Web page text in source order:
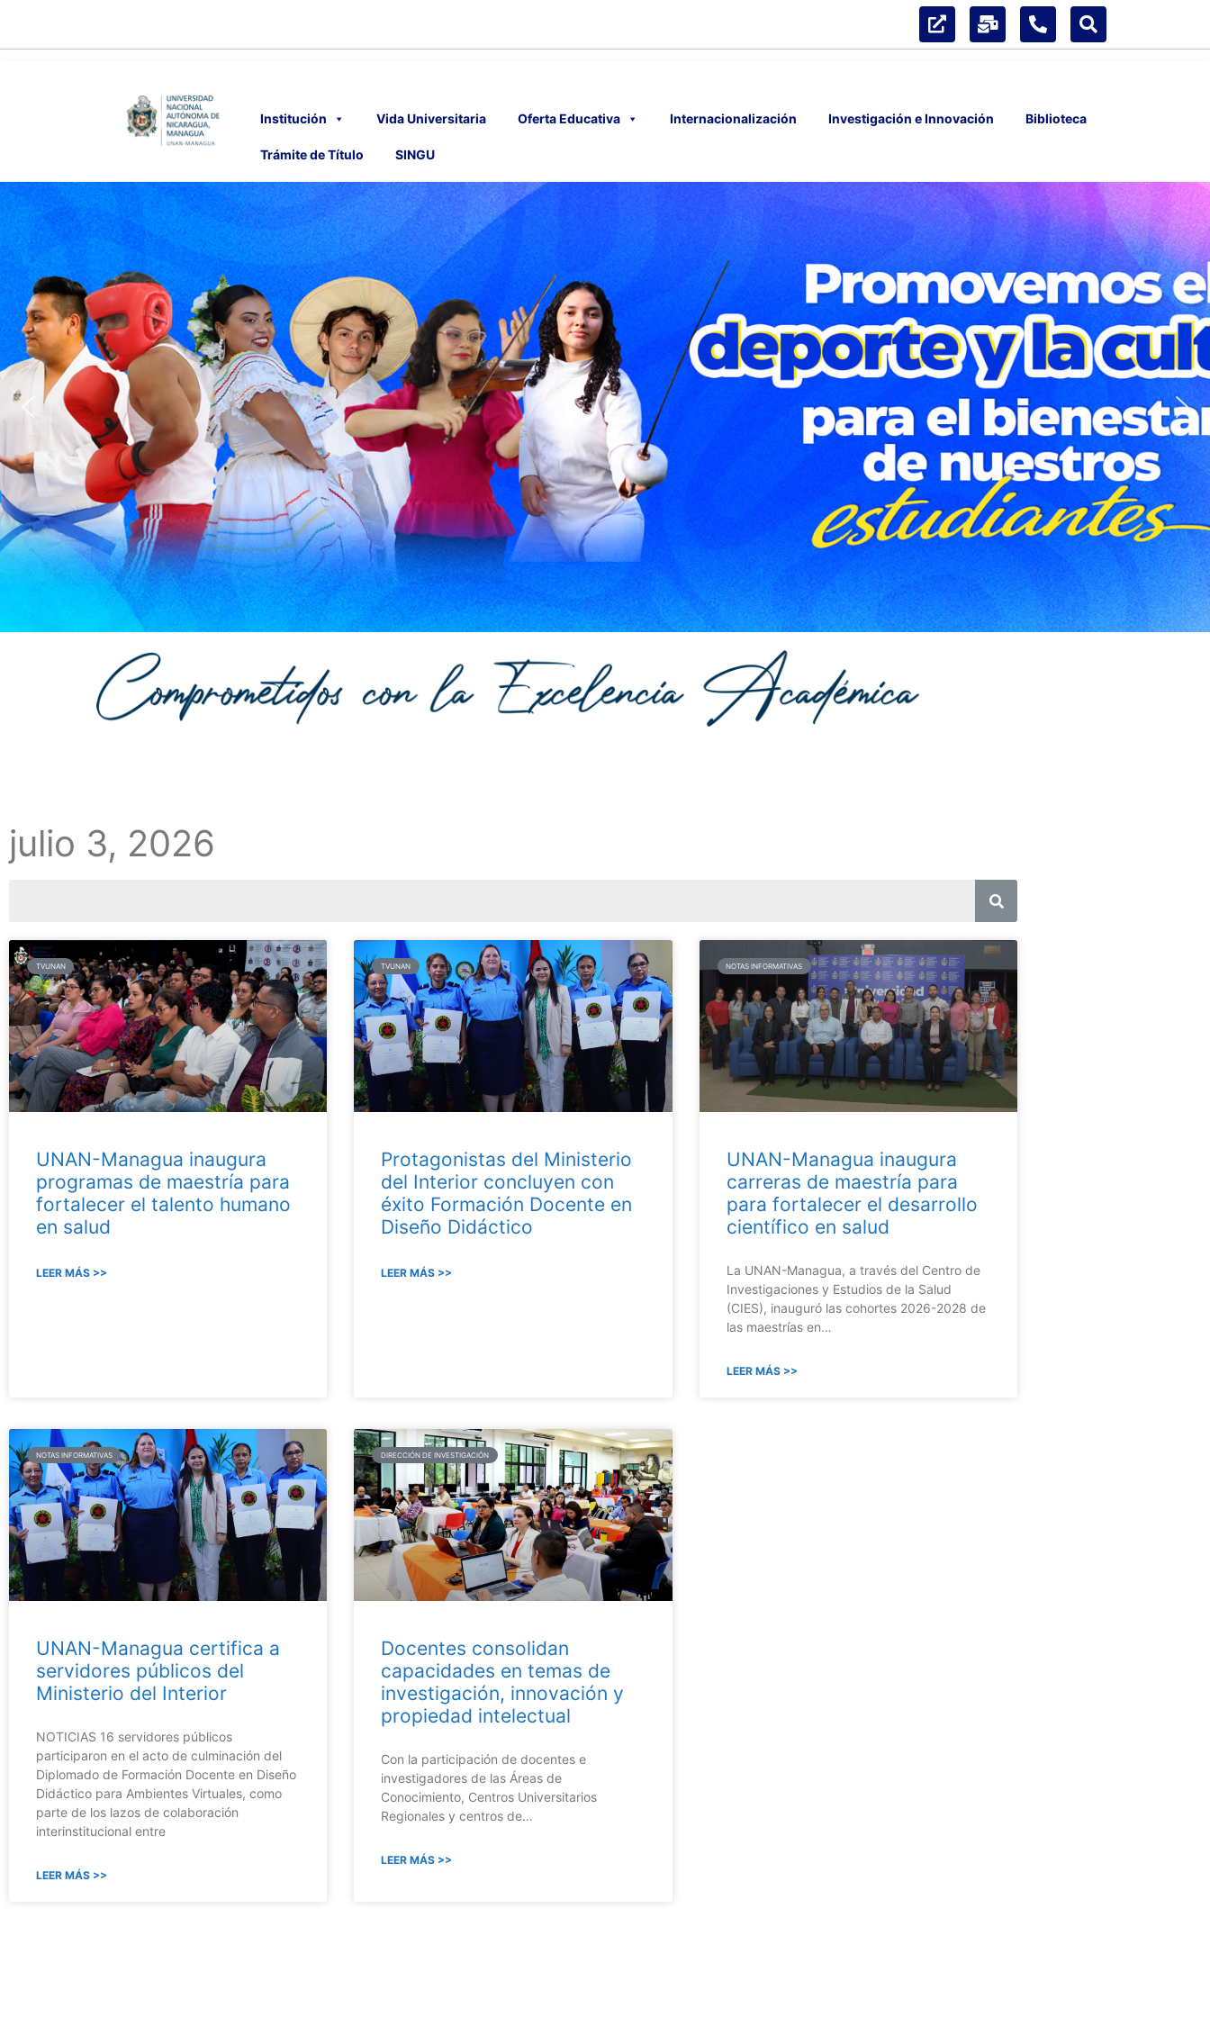
Institución Vida Universitaria Oferta Educativa Internacionalización Investigación e Innovación Biblioteca
Trámite de Título SINGU
julio 3, 2026
TVUNAN
UNAN-Managua inaugura
programas de maestría para
fortalecer el talento humano
en salud
LEER MÁS >>
TVUNAN
Protagonistas del Ministerio
del Interior concluyen con
éxito Formación Docente en
Diseño Didáctico
LEER MÁS >>
NOTAS INFORMATIVAS
UNAN-Managua inaugura
carreras de maestría para
para fortalecer el desarrollo
científico en salud
La UNAN-Managua, a través del Centro de
Investigaciones y Estudios de la Salud
(CIES), inauguró las cohortes 2026-2028 de
las maestrías en…
LEER MÁS >>
NOTAS INFORMATIVAS
UNAN-Managua certifica a
servidores públicos del
Ministerio del Interior
NOTICIAS 16 servidores públicos
participaron en el acto de culminación del
Diplomado de Formación Docente en Diseño
Didáctico para Ambientes Virtuales, como
parte de los lazos de colaboración
interinstitucional entre
LEER MÁS >>
DIRECCIÓN DE INVESTIGACIÓN
Docentes consolidan
capacidades en temas de
investigación, innovación y
propiedad intelectual
Con la participación de docentes e
investigadores de las Áreas de
Conocimiento, Centros Universitarios
Regionales y centros de…
LEER MÁS >>